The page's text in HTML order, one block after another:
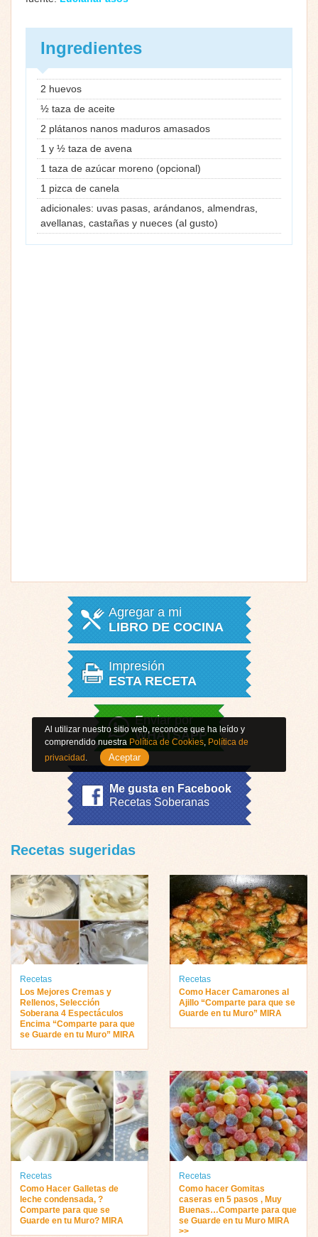
Ingredientes
2 huevos
½ taza de aceite
2 plátanos nanos maduros amasados
1 y ½ taza de avena
1 taza de azúcar moreno (opcional)
1 pizca de canela
adicionales: uvas pasas, arándanos, almendras,
avellanas, castañas y nueces (al gusto)
Agregar a mi
LIBRO DE COCINA
Impresión
ESTA RECETA
Enviar por
WHATSAPP
Me gusta en Facebook
Recetas Soberanas
Recetas sugeridas
Recetas
Los Mejores Cremas y
Rellenos, Selección
Soberana 4 Espectáculos
Encima “Comparte para que
se Guarde en tu Muro” MIRA
Recetas
Como Hacer Camarones al
Ajillo “Comparte para que se
Guarde en tu Muro” MIRA
Recetas
Como Hacer Galletas de
leche condensada, ?
Comparte para que se
Guarde en tu Muro? MIRA
Recetas
Como hacer Gomitas
caseras en 5 pasos , Muy
Buenas…Comparte para que
se Guarde en tu Muro MIRA
>>
Al utilizar nuestro sitio web, reconoce que ha leído y
comprendido nuestra Política de Cookies, Política de
privacidad . Aceptar